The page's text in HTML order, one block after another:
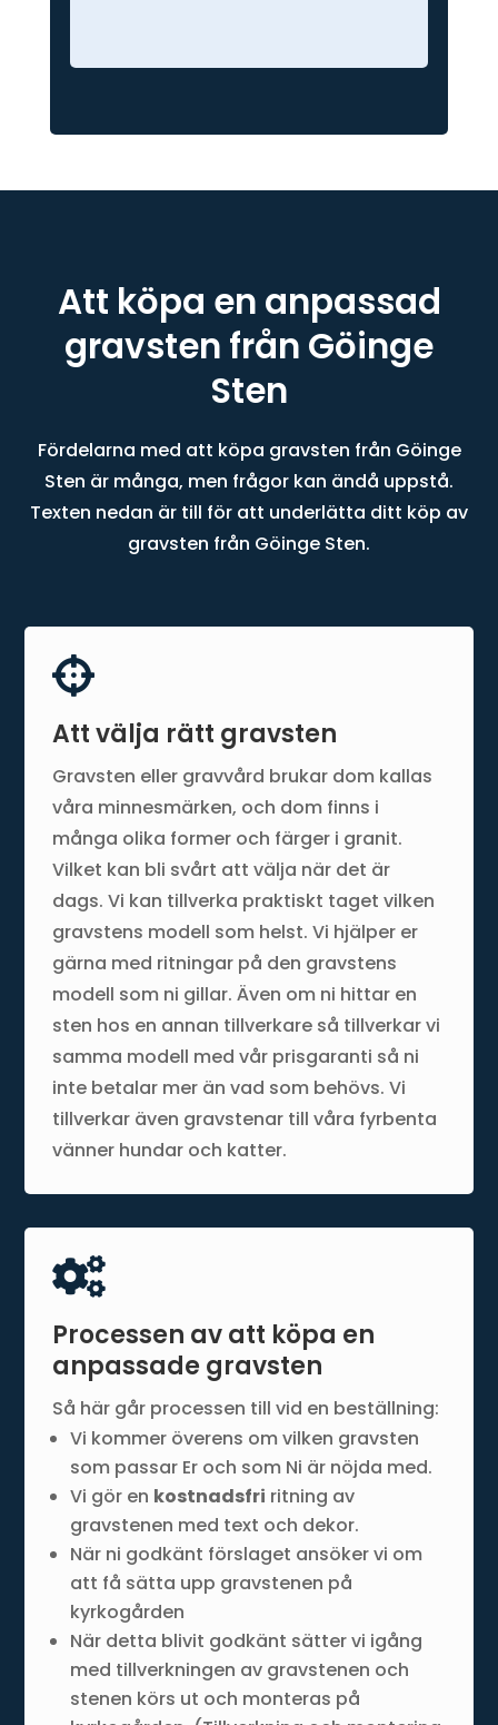
Att köpa en anpassad
gravsten från Göinge
Sten
Fördelarna med att köpa gravsten från Göinge
Sten är många, men frågor kan ändå uppstå.
Texten nedan är till för att underlätta ditt köp av
gravsten från Göinge Sten.

Att välja rätt gravsten
Gravsten eller gravvård brukar dom kallas
våra minnesmärken, och dom finns i
många olika former och färger i granit.
Vilket kan bli svårt att välja när det är
dags. Vi kan tillverka praktiskt taget vilken
gravstens modell som helst. Vi hjälper er
gärna med ritningar på den gravstens
modell som ni gillar. Även om ni hittar en
sten hos en annan tillverkare så tillverkar vi
samma modell med vår prisgaranti så ni
inte betalar mer än vad som behövs. Vi
tillverkar även gravstenar till våra fyrbenta
vänner hundar och katter.

Processen av att köpa en
anpassade gravsten
Så här går processen till vid en beställning:
Vi kommer överens om vilken gravsten
som passar Er och som Ni är nöjda med.
Vi gör en kostnadsfri ritning av
gravstenen med text och dekor.
När ni godkänt förslaget ansöker vi om
att få sätta upp gravstenen på
kyrkogården
När detta blivit godkänt sätter vi igång
med tillverkningen av gravstenen och
stenen körs ut och monteras på